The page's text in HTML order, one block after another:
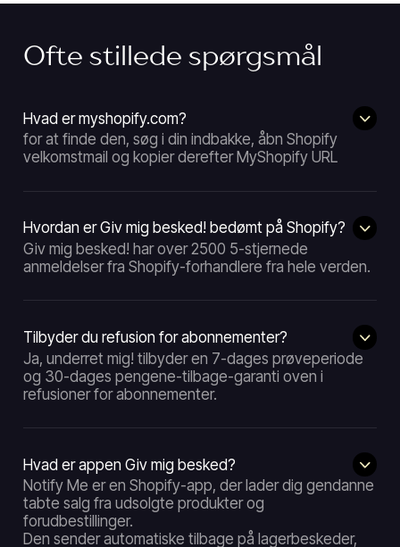
Ofte stillede spørgsmål
Hvad er myshopify.com?
for at finde den, søg i din indbakke, åbn Shopify
velkomstmail og kopier derefter MyShopify URL
Hvordan er Giv mig besked! bedømt på Shopify?
Giv mig besked! har over 2500 5-stjernede
anmeldelser fra Shopify-forhandlere fra hele verden.
Tilbyder du refusion for abonnementer?
Ja, underret mig! tilbyder en 7-dages prøveperiode
og 30-dages pengene-tilbage-garanti oven i
refusioner for abonnementer.
Hvad er appen Giv mig besked?
Notify Me er en Shopify-app, der lader dig gendanne
tabte salg fra udsolgte produkter og
forudbestillinger.
Den sender automatiske tilbage på lagerbeskeder,